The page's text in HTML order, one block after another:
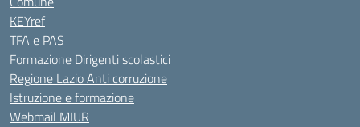
KEYref
TFA e PAS
Formazione Dirigenti scolastici
Regione Lazio Anti corruzione
Istruzione e formazione
Webmail MIUR